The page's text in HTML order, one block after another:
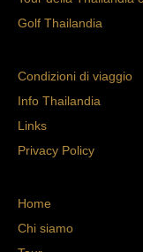
Golf Thailandia
Condizioni di viaggio
Info Thailandia
Links
Privacy Policy
Home
Chi siamo